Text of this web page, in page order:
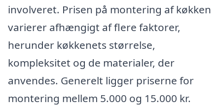
involveret. Prisen på montering af køkken
varierer afhængigt af flere faktorer,
herunder køkkenets størrelse,
kompleksitet og de materialer, der
anvendes. Generelt ligger priserne for
montering mellem 5.000 og 15.000 kr.